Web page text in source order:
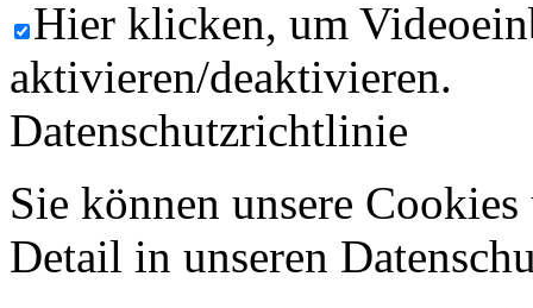
Hier klicken, um
aktivieren/deaktivieren.
Datenschutzrichtlinie
Sie können unsere
Detail in unseren